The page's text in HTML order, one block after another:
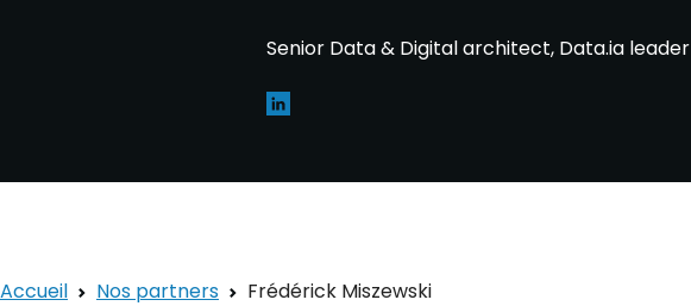
Senior Data & Digital architect, Data.ia leader
Accueil Nos partners Frédérick Miszewski